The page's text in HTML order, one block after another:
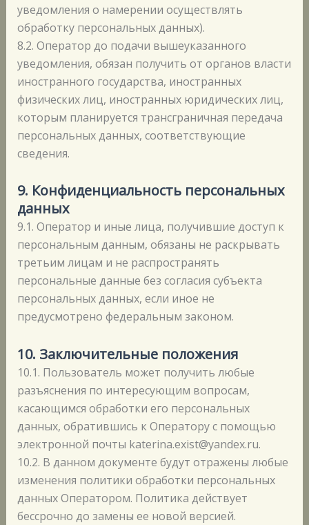
уведомления о намерении осуществлять
обработку персональных данных).
8.2. Оператор до подачи вышеуказанного
уведомления, обязан получить от органов власти
иностранного государства, иностранных
физических лиц, иностранных юридических лиц,
которым планируется трансграничная передача
персональных данных, соответствующие
сведения.
9. Конфиденциальность персональных
данных
9.1. Оператор и иные лица, получившие доступ к
персональным данным, обязаны не раскрывать
третьим лицам и не распространять
персональные данные без согласия субъекта
персональных данных, если иное не
предусмотрено федеральным законом.
10. Заключительные положения
10.1. Пользователь может получить любые
разъяснения по интересующим вопросам,
касающимся обработки его персональных
данных, обратившись к Оператору с помощью
электронной почты katerina.exist@yandex.ru.
10.2. В данном документе будут отражены любые
изменения политики обработки персональных
данных Оператором. Политика действует
бессрочно до замены ее новой версией.